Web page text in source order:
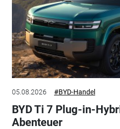
05.08.2026 #BYD-Handel
BYD Ti 7 Plug-in-
Abenteuer